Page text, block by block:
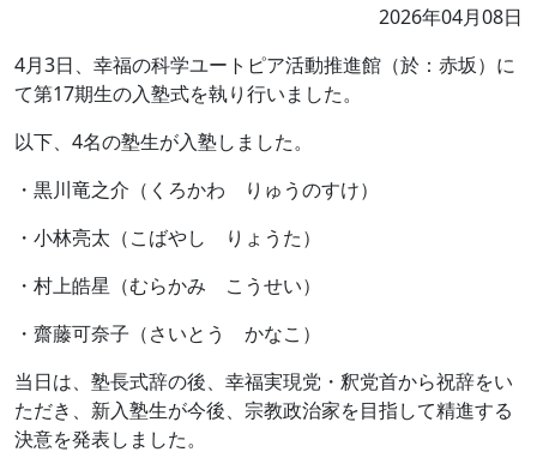
2026年04月08日
4月3日、幸福の科学ユートピア活動推進館（於：赤坂）に
て第17期生の入塾式を執り行いました。
以下、4名の塾生が入塾しました。
・黒川竜之介（くろかわ りゅうのすけ）
・小林亮太（こばやし りょうた）
・村上皓星（むらかみ こうせい）
・齋藤可奈子（さいとう かなこ）
当日は、塾長式辞の後、幸福実現党・釈党首から祝辞をい
ただき、新入塾生が今後、宗教政治家を目指して精進する
決意を発表しました。